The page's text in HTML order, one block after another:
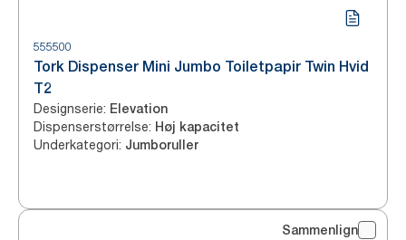
555500
Tork Dispenser Mini Jumbo Toiletpapir Twin Hvid
T2
Designserie: Elevation
Dispenserstørrelse: Høj kapacitet
Underkategori: Jumboruller
Sammenlign